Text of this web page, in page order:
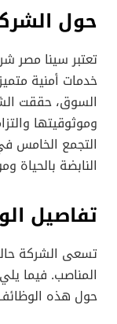
حول
تعتبر سينا مصر
خدمات أمنية
السوق، حققت
وموثوقيتها
التجمع الخامس
النابضة بالحياة
تفاصيل
المناصب. فيما
حول هذه